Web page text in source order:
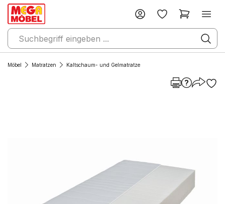
Möbel Matratzen Kaltschaum- und Gelmatratze